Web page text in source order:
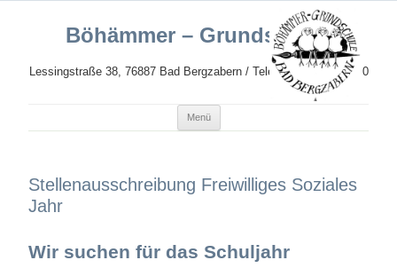
Böhämmer – Grundschule
Lessingstraße 38, 76887 Bad Bergzabern / Telefon: 06343 989620
Menü
springen
Stellenausschreibung Freiwilliges Soziales
Jahr
Wir suchen für das Schuljahr